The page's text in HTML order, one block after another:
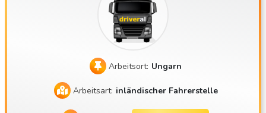
arkt gekommen. Mit mehreren Sattelzügen mit Kühlanlage f
ühren wir Transporte für unsere Auftraggeber nach Weste
uropa durch. Unser Standort ist Balotaszállás. Parkplätze b
ich für uns entscheiden? Das monatliche Nettogehalt beträ
gt 900.000 bis 1.200.000 Ft, abhängig von den im jeweilige
n Monat geleisteten Arbeitstagen und den unterwegs verb
Arbeitsort: Ungarn
Arbeitsart: inländischer Fahrerstelle